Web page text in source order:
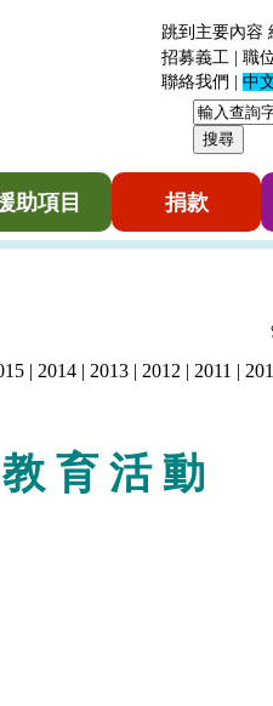
跳到主要內容
招募義工 | 職
聯絡我們
中
助項目 捐款
| 2014 | 2013 | 2012 | 2011 |
教 育 活 動